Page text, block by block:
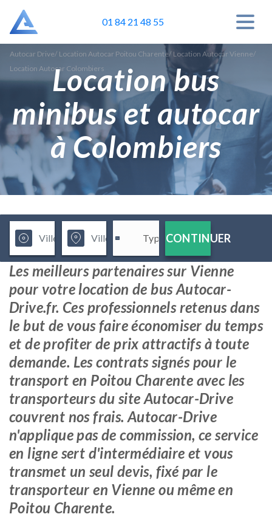
01 84 21 48 55
Autocar Drive/ Location Autocar Poitou Charente/ Location Autocar Vienne/
Location Autocar Colombiers
Location bus
minibus et autocar
à Colombiers
CONTINUER
Les meilleurs partenaires sur Vienne
pour votre location de bus Autocar-
Drive.fr. Ces professionnels retenus dans
le but de vous faire économiser du temps
et de profiter de prix attractifs à toute
demande. Les contrats signés pour le
transport en Poitou Charente avec les
transporteurs du site Autocar-Drive
couvrent nos frais. Autocar-Drive
n'applique pas de commission, ce service
en ligne sert d'intermédiaire et vous
transmet un seul devis, fixé par le
transporteur en Vienne ou même en
Poitou Charente.